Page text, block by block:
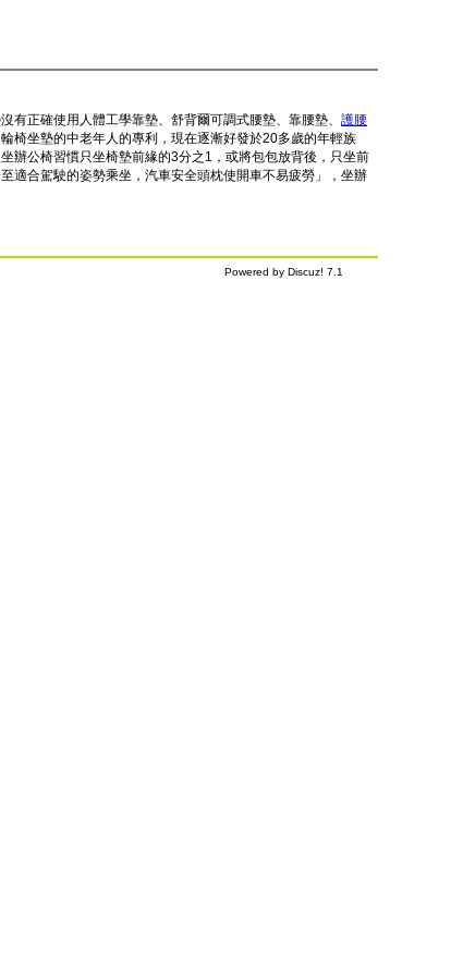
正確使用人體工學靠墊、舒背爾可調式腰墊、靠腰墊、 護腰
椅坐墊的中老年人的專利，現在逐漸好發於20多歲的年輕族
辦公椅習慣只坐椅墊前緣的3分之1，或將包包放背後，只坐前
適合駕駛的姿勢乘坐，汽車安全頭枕使開車不易疲勞」，坐辦
Powered by Discuz! 7.1